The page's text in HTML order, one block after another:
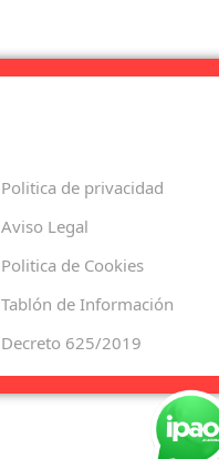
Politica de privacidad
Aviso Legal
Politica de Cookies
Tablón de Información
Decreto 625/2019